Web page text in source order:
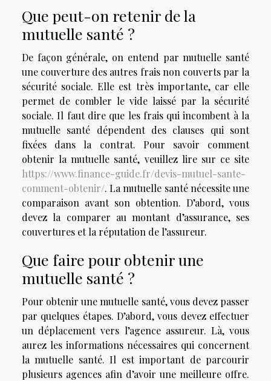
Que peut-on retenir de la
mutuelle santé ?
De façon générale, on entend par mutuelle santé
une couverture des autres frais non couverts par la
sécurité sociale. Elle est très importante, car elle
permet de combler le vide laissé par la sécurité
sociale. Il faut dire que les frais qui incombent à la
mutuelle santé dépendent des clauses qui sont
fixées dans la contrat. Pour savoir comment
obtenir la mutuelle santé, veuillez lire sur ce site
https://www.finance-guide.fr/devis-mutuel-sante-
comment-obtenir/. La mutuelle santé nécessite une
comparaison avant son obtention. D’abord, vous
devez la comparer au montant d’assurance, ses
couvertures et la réputation de l’assureur.
Que faire pour obtenir une
mutuelle santé ?
Pour obtenir une mutuelle santé, vous devez passer
par quelques étapes. D’abord, vous devez effectuer
un déplacement vers l’agence assureur. Là, vous
aurez les informations nécessaires qui concernent
la mutuelle santé. Il est important de parcourir
plusieurs agences afin d’avoir une meilleure offre.